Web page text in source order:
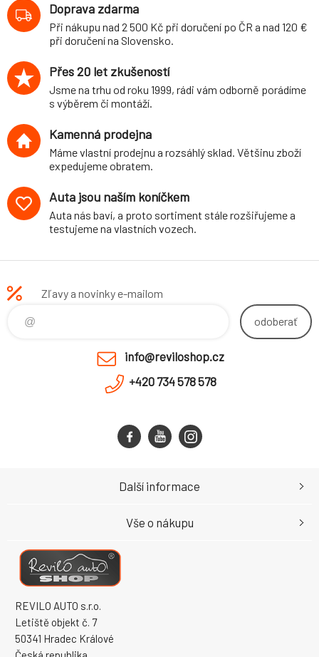
Doprava zdarma
Při nákupu nad 2 500 Kč při doručení po ČR a nad 120 €
při doručení na Slovensko.
Přes 20 let zkušeností
Jsme na trhu od roku 1999, rádi vám odborně porádíme
s výběrem či montáží.
Kamenná prodejna
Máme vlastní prodejnu a rozsáhlý sklad. Většinu zboží
expedujeme obratem.
Auta jsou naším koníčkem
Auta nás baví, a proto sortiment stále rozšiřujeme a
testujeme na vlastních vozech.
Zľavy a novinky e-mailom
odoberať
info@reviloshop.cz
+420 734 578 578
REVILO AUTO s.r.o.
Letiště objekt č. 7
50341 Hradec Králové
Další informace
Vše o nákupu